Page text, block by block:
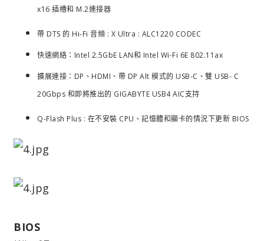
x16 插槽和 M.2連接器
帶 DTS 的 Hi-Fi 音頻 : X Ultra : ALC1220 CODEC
快速網絡：Intel 2.5GbE LAN和 Intel Wi-Fi 6E 802.11ax
擴展連接：DP、HDMI、帶 DP Alt 模式的 USB-C、雙 USB- C
20Gbps 和即將推出的 GIGABYTE USB4 AIC支持
Q-Flash Plus : 在不安裝 CPU、記憶體和顯卡的情況下更新 BIOS
BIOS